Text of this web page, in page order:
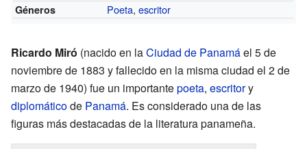
Géneros Poeta,escritor
Ricardo Miró (nacido en laCiudad de Panamáel 5 de
noviembre de 1883 y fallecido en la misma ciudad el 2 de
marzo de 1940) fue un importantepoeta, escritory
diplomáticode Panamá. Es considerado una de las
figuras más destacadas de la literatura panameña.